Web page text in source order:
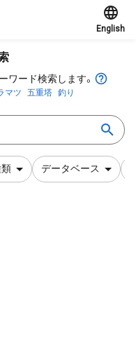
English
ワード検索します。
マツ 五重塔 釣り
データベース